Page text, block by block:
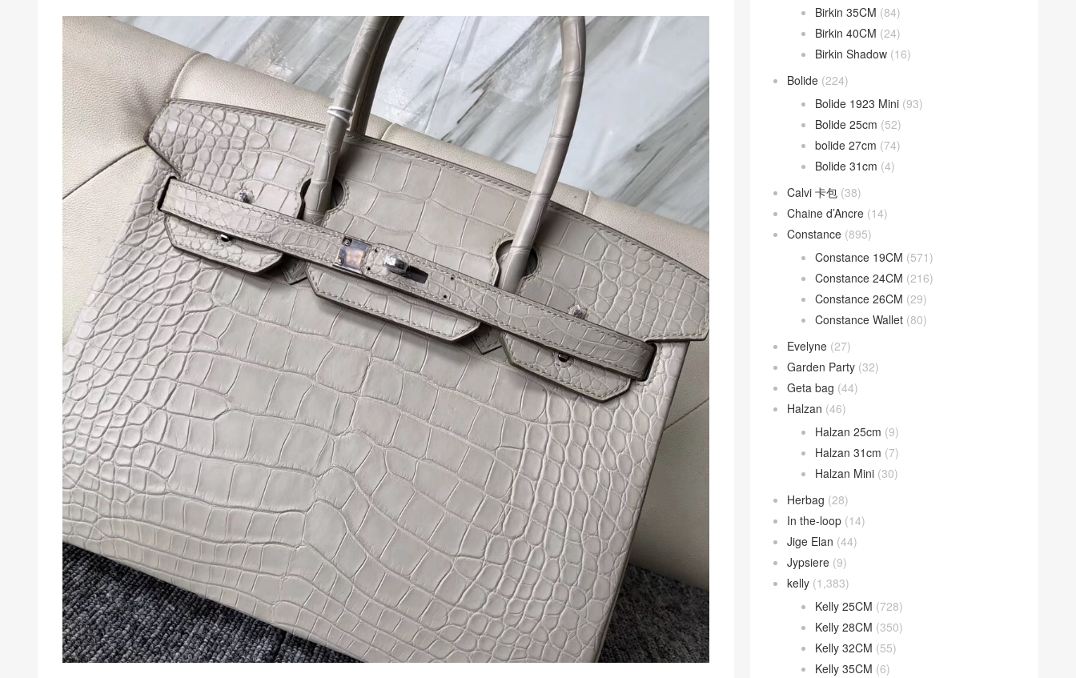
Birkin 35CM (84)
Birkin 40CM (24)
Birkin Shadow (16)
Bolide (224)
Bolide 1923 Mini (93)
Bolide 25cm (52)
bolide 27cm (74)
Bolide 31cm (4)
Calvi 卡包 (38)
Chaine d’Ancre (14)
Constance (895)
Constance 19CM (571)
Constance 24CM (216)
Constance 26CM (29)
Constance Wallet (80)
Evelyne (27)
Garden Party (32)
Geta bag (44)
Halzan (46)
Halzan 25cm (9)
Halzan 31cm (7)
Halzan Mini (30)
Herbag (28)
In the-loop (14)
Jige Elan (44)
Jypsiere (9)
kelly (1,383)
Kelly 25CM (728)
Kelly 28CM (350)
Kelly 32CM (55)
Kelly 35CM (6)